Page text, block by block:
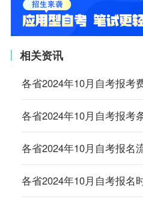
相关资讯
各省2024年10月自考报考
各省2024年10月自考报考
各省2024年10月自考报名
各省2024年10月自考报名